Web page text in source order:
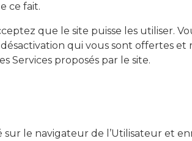
ce fait.
que le site puisse les utiliser.
qui vous sont offertes et
Services proposés par le site.
le navigateur de l’Utilisateur et